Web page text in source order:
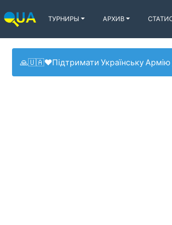
ТУРНИРЫ АРХИВ
🙏🇺🇦❤️Підтримати Українську Армію